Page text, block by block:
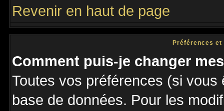
Revenir en haut de page
Préférences
Comment puis-je changer
Toutes vos préférences (si
base de données. Pour les